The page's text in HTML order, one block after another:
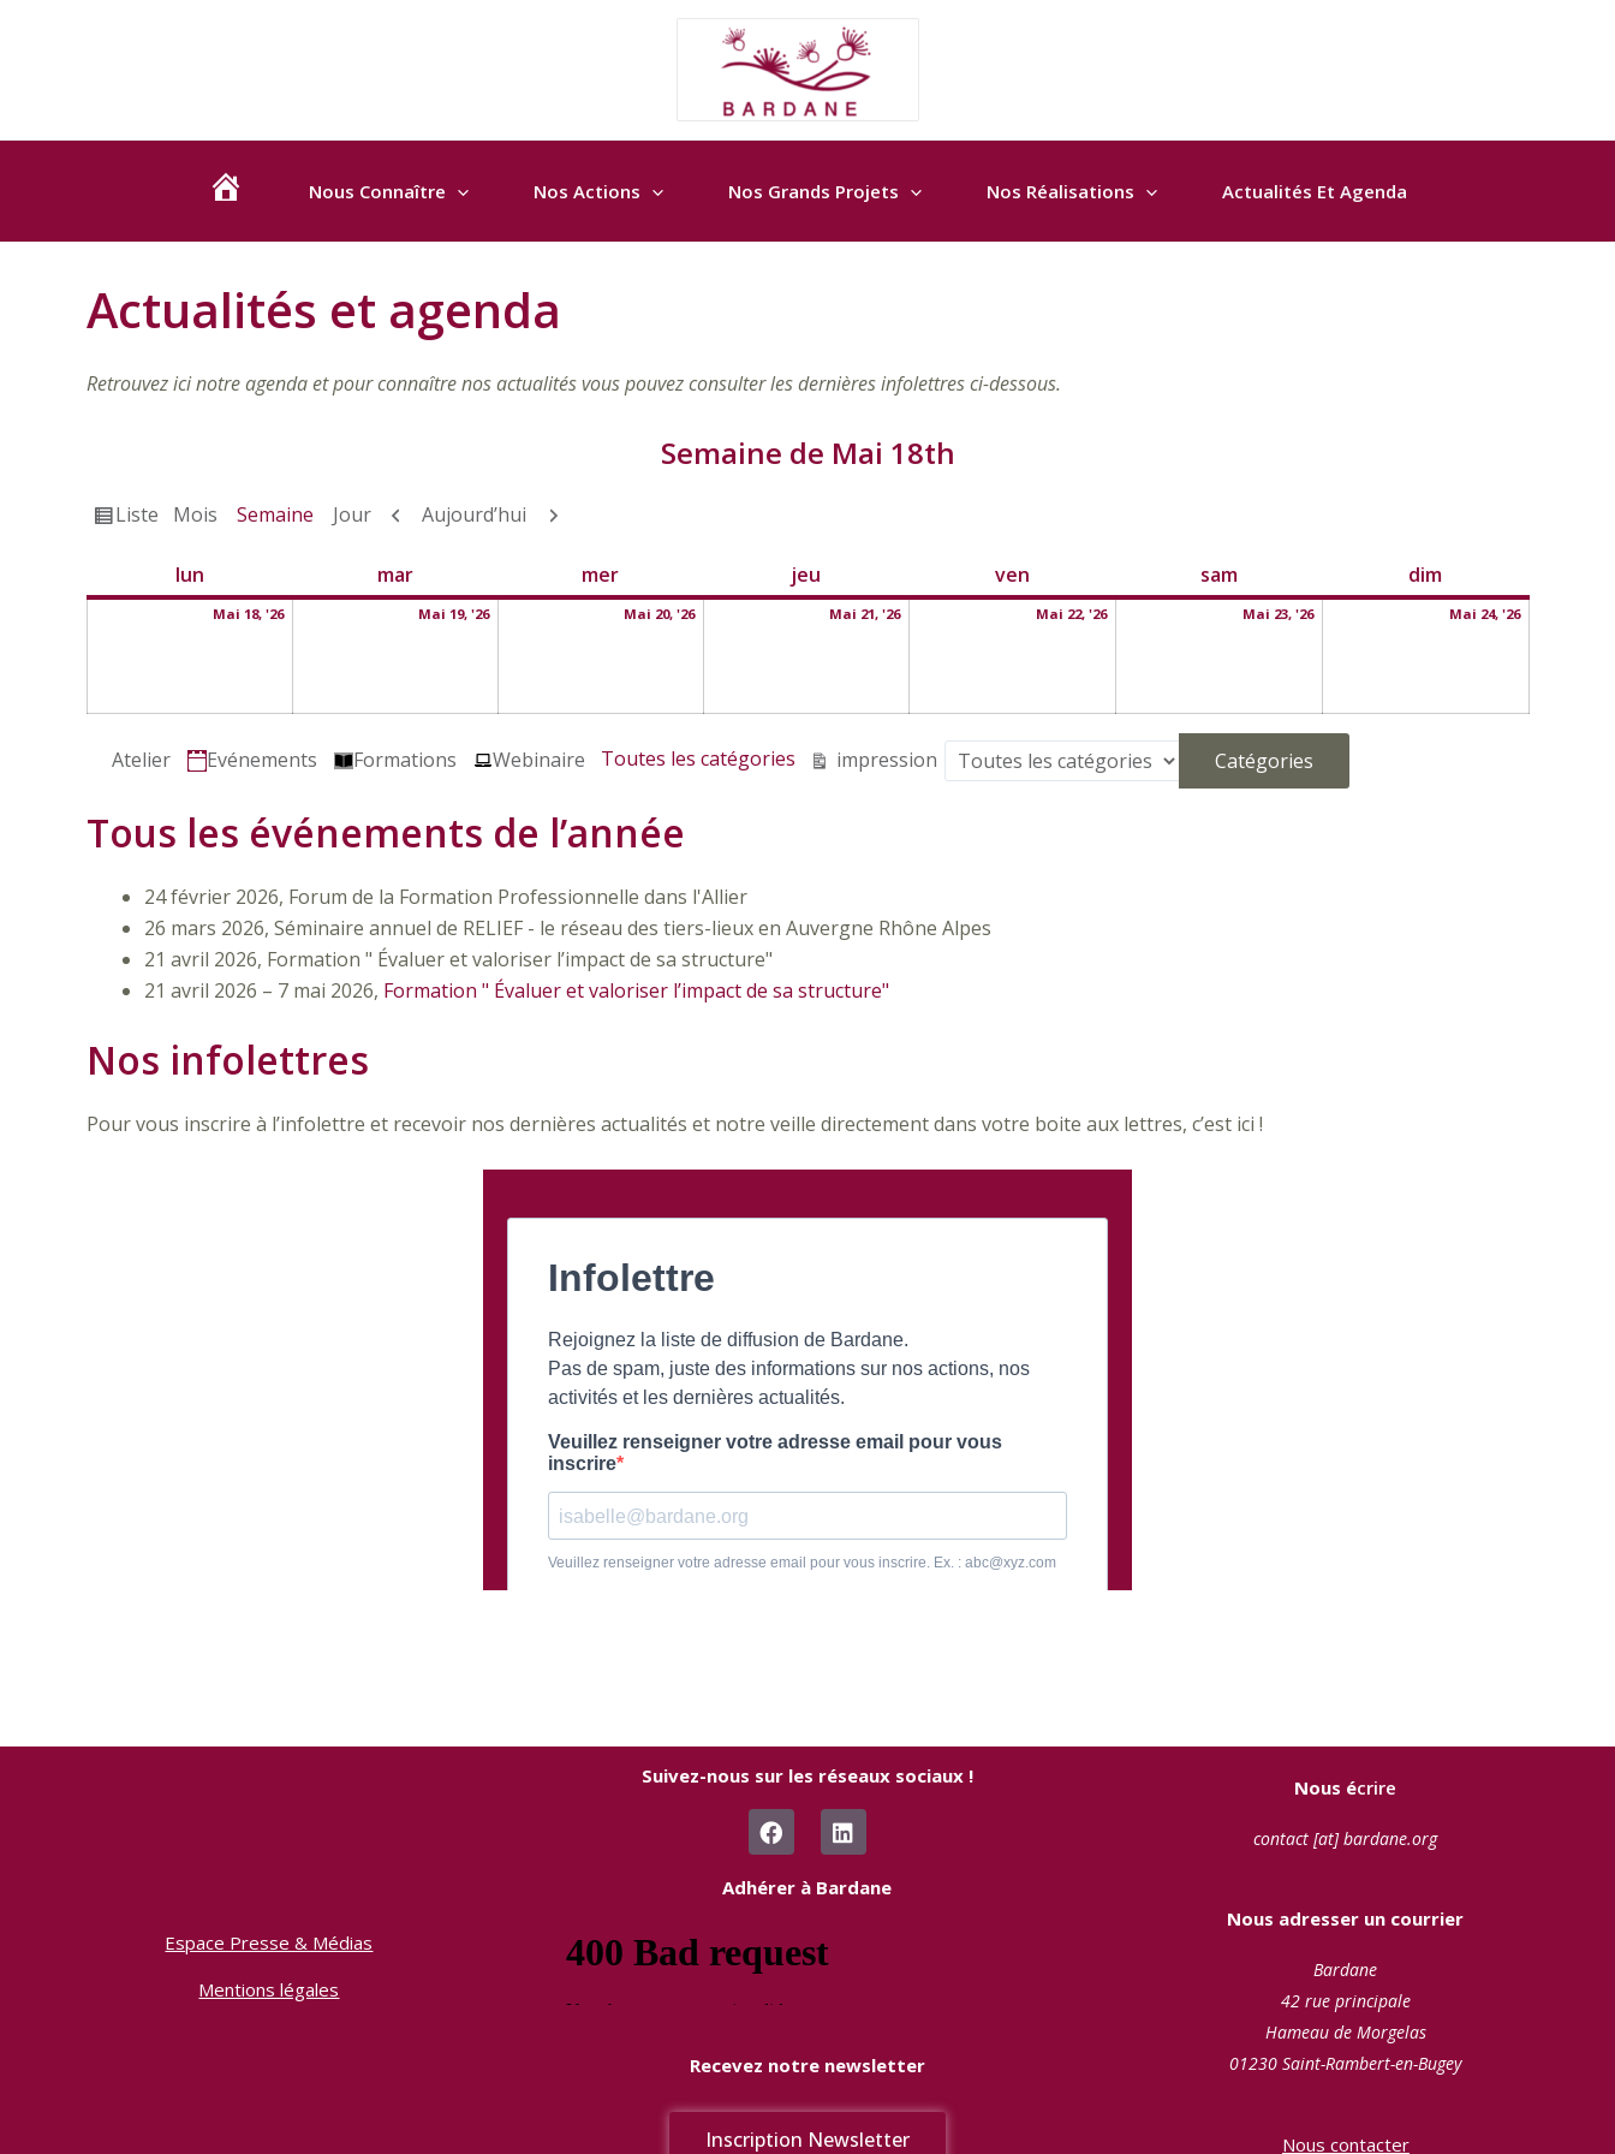
B
I
N
E
Nous Connaître Nos Actions Nos Grands Projets Nos Réalisations Actualités Et Agenda
Actualités et agenda
Retrouvez ici notre agenda et pour connaître nos actualités vous pouvez consulter les dernières infolettres ci-dessous.
Semaine de Mai 18th
Vue
Liste Mois Semaine Jour Précédent
Aujourd’hui Suivant
lunlundi marmardi mermercredi jeu venvendredi samsamedi dimdimanche
Mai 18, '26
mai
2026
Mai 19, '26
mai
2026
Mai 20, '26
mai
2026
Mai 21, '26
mai
2026
Mai 22, '26
mai
2026
Mai 23, '26
mai
2026
Mai 24, '26
mai
2026
Catégories
nom
Atelier Evénements Formations Webinaire Toutes les catégories Vue
impression
Catégories
Tous les événements de l’année
24 février 2026, Forum de la Formation Professionnelle dans l'Allier
26 mars 2026, Séminaire annuel de RELIEF - le réseau des tiers-lieux en Auvergne Rhône Alpes
21 avril 2026, Formation " Évaluer et valoriser l’impact de sa structure"
21 avril 2026 – 7 mai 2026, Formation " Évaluer et valoriser l’impact de sa structure"
Nos infolettres
Pour vous inscrire à l’infolettre et recevoir nos dernières actualités et notre veille directement dans votre boite aux lettres, c’est ici !
Espace Presse & Médias
Mentions légales
Suivez-nous sur les réseaux sociaux !
F
a
c
e
o
L
i
n
k
Adhérer à Bardane
Recevez notre newsletter
Inscription Newsletter
Nous écrire
contact [at] bardane.org
Nous adresser un courrier
Bardane
42 rue principale
Hameau de Morgelas
01230 Saint-Rambert-en-Bugey
Nous contacter